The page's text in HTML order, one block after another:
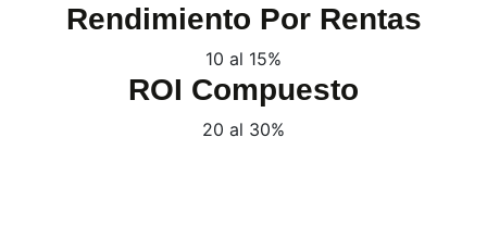
Rendimiento Por Rentas
10 al 15%
ROI Compuesto
20 al 30%